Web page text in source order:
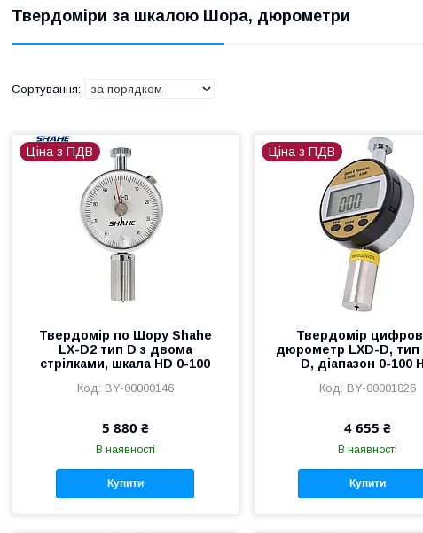
Твердоміри за шкалою Шора, дюрометри
Ціна з ПДВ
Твердомір по Шору Shahe
LX-D2 тип D з двома
стрілками, шкала HD 0-100
BY-00000146
5 880 ₴
В наявності
Купити
Ціна з ПДВ
Твердомір
дюрометр LXD-D,
D, діапазон 0-100
BY-00001826
4 655 ₴
В наявності
Купити